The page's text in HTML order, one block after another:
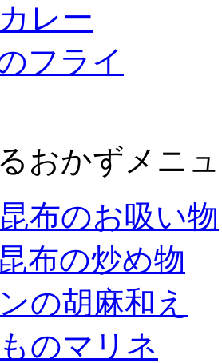
レー
フライ
おかずメニ
布のお吸い物
布の炒め物
の胡麻和え
のマリネ